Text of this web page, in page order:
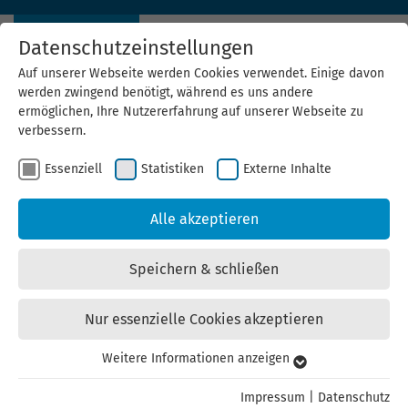
Die Thüringer Experten für Energie und Klimaschutz
Kommunen und Unternehmen
Datenschutzeinstellungen
Auf unserer Webseite werden Cookies verwendet. Einige davon
werden zwingend benötigt, während es uns andere
ermöglichen, Ihre Nutzererfahrung auf unserer Webseite zu
verbessern.
Essenziell Statistiken Externe Inhalte
Alle akzeptieren
Speichern & schließen
Nur essenzielle Cookies akzeptieren
Essenzielle Cookies werden für grundlegende Funktionen der
Weitere Informationen anzeigen
Impressum Datenschutz